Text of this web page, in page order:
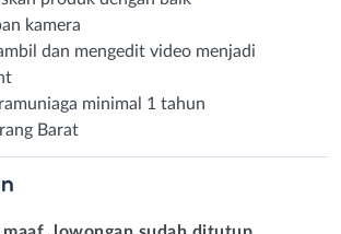
kamera
dan mengedit video menjadi
minimal 1 tahun
Barat